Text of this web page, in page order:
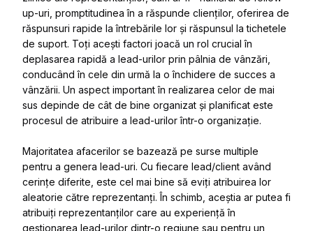
up-uri, promptitudinea în a răspunde clienților, oferirea de
răspunsuri rapide la întrebările lor și răspunsul la tichetele
de suport. Toți acești factori joacă un rol crucial în
deplasarea rapidă a lead-urilor prin pâlnia de vânzări,
conducând în cele din urmă la o închidere de succes a
vânzării. Un aspect important în realizarea celor de mai
sus depinde de cât de bine organizat și planificat este
procesul de atribuire a lead-urilor într-o organizație.
Majoritatea afacerilor se bazează pe surse multiple
pentru a genera lead-uri. Cu fiecare lead/client având
cerințe diferite, este cel mai bine să eviți atribuirea lor
aleatorie către reprezentanți. În schimb, aceștia ar putea fi
atribuiți reprezentanților care au experiență în
gestionarea lead-urilor dintr-o regiune sau pentru un